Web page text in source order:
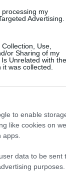
my
Advertising.
Use,
or Sharing of my
Unrelated with the
was collected.
to enable
like cookies on
data to be sent
purposes.
στο